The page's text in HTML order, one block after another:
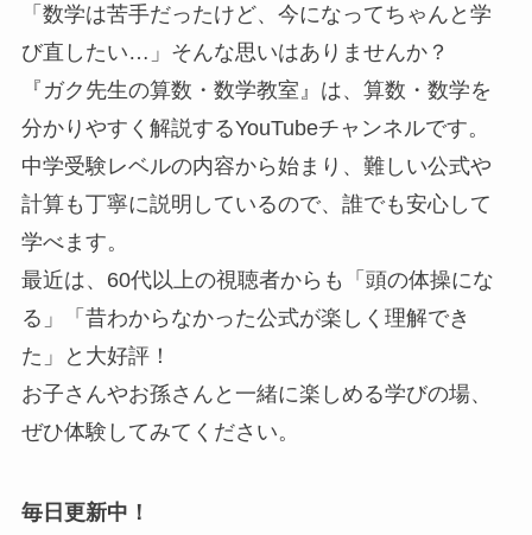
「数学は苦手だったけど、今になってちゃんと学
び直したい…」そんな思いはありませんか？
『ガク先生の算数・数学教室』は、算数・数学を
分かりやすく解説するYouTubeチャンネルです。
中学受験レベルの内容から始まり、難しい公式や
計算も丁寧に説明しているので、誰でも安心して
学べます。
最近は、60代以上の視聴者からも「頭の体操にな
る」「昔わからなかった公式が楽しく理解でき
た」と大好評！
お子さんやお孫さんと一緒に楽しめる学びの場、
ぜひ体験してみてください。
毎日更新中！